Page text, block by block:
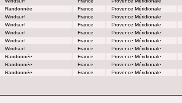
Randonnée France Provence Méridionale
Windsurf France Provence Méridionale
Windsurf France Provence Méridionale
Windsurf France Provence Méridionale
Windsurf France Provence Méridionale
Windsurf France Provence Méridionale
Randonnée France Provence Méridionale
Randonnée France Provence Méridionale
Randonnée France Provence Méridionale